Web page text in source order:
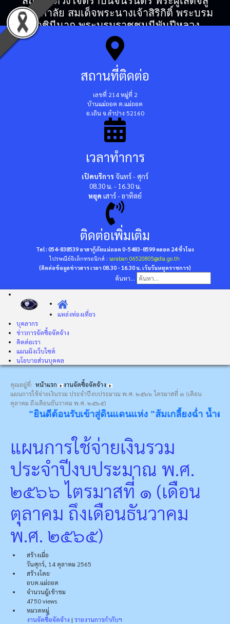
สวรรคาลัย สมเด็จพระนางเจ้าสิริกิติ์ พระบรม
ราชินีนาถ พระบรมราชชนนีพันปีหลวง
สถานที่ติดต่อ
เลขที่ 214 หมู่ที่ 2
บ้านแม่ถอด ต.แม่ถอด
อ.เถิน จ.ลำปาง 52160
เวลาทำการ
เปิดบริการ จันทร์ - ศุกร์
08.30 น. - 16.30 น.
หยุด เสาร์ - อาทิตย์
ติดต่อเพิ่มเติม
Tel : 054-838539 อาสากู้ภัยแม่ถอด 0-5483-8599ตลอด 24 ชั่วโมง
ไปรษณีย์อิเล็กทรอนิกส์ : saraban_06520805@dla.go.th
(ติดต่อข้อมูลข่าวสาร เวลา 08.30 - 16.30 น. เว้นวันหยุดราชการ)
ค้นหา...
แหล่งท่องเที่ยว
บุคลากร
ข่าวการจัดซื้อจัดจ้าง
ติดต่อเรา
แผนผังเว็บไซต์
นโยบายส่วนบุคคล
คุณอยู่ที่: หน้าแรก
งานจัดซื้อจัดจ้าง
แผนการใช้จ่ายเงินรวม ประจำปีงบประมาณ พ.ศ. ๒๕๖๖ ไตรมาสที่ ๑ (เดือน
ตุลาคม ถึงเดือนธันวาคม พ.ศ. ๒๕๖๕)
"ยินดีต้อนรับเข้าสู่ดินแดนแห่ง "ส้มเกลี้ยงฉ่ำ น้ำตกง
แผนการใช้จ่ายเงินรวม
ประจำปีงบประมาณ พ.ศ.
๒๕๖๖ ไตรมาสที่ ๑ (เดือน
ตุลาคม ถึงเดือนธันวาคม
พ.ศ. ๒๕๖๕)
สร้างเมื่อ
วันศุกร์, 14 ตุลาคม 2565
สร้างโดย
อบต.แม่ถอด
จำนวนผู้เข้าชม
4750 views
หมวดหมู่
งานจัดซื้อจัดจ้าง | รายงานการกำกับฯ